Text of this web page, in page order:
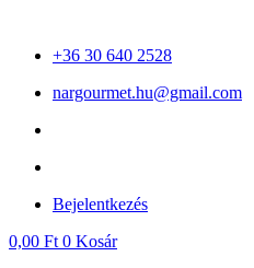
tartalomhoz+36 30 640 2528
nargourmet.hu@gmail.com
Bejelentkezés
0,00 Ft 0 Kosár